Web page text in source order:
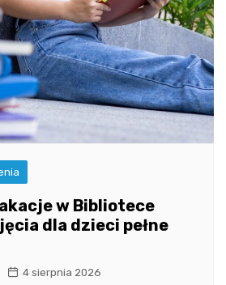
w Bibliotece
dla dzieci pełne
4 sierpnia 2026